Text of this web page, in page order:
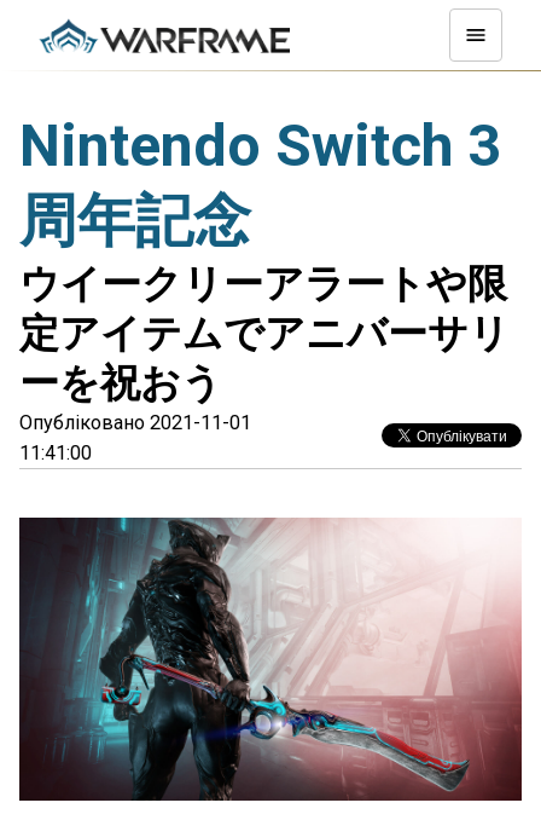
Nintendo Switch 3
周年記念
ウイークリーアラートや限
定アイテムでアニバーサリ
ーを祝おう
Опубліковано 2021-11-01
11:41:00